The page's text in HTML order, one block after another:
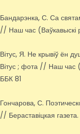
Бандарэнка, С. Са
// Наш час (Ваўкавыскі
Вітус, Я. Не крывіў ён
Вітус ; фота // Наш час
ББК 81
Гончарова, С.
// Бераставіцкая